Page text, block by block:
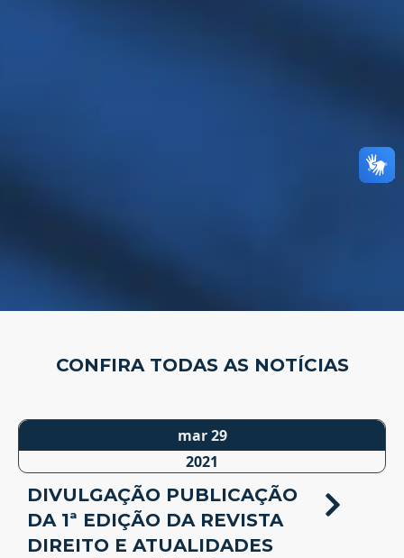
CONFIRA TODAS AS NOTÍCIAS
mar 29
2021
DIVULGAÇÃO PUBLICAÇÃO
DA 1ª EDIÇÃO DA REVISTA
DIREITO E ATUALIDADES